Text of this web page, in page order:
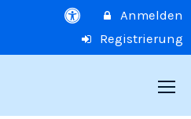
Anmelden
Registrierung